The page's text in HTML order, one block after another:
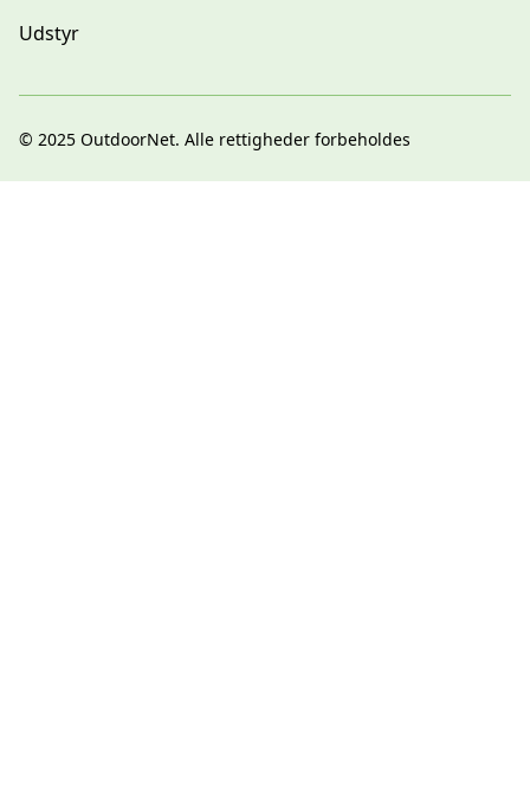
Udstyr
© 2025 OutdoorNet. Alle rettigheder forbeholdes